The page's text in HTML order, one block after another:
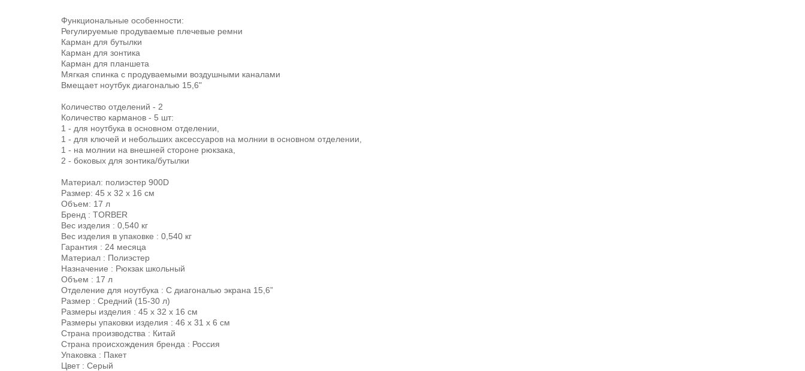
Функциональные особенности:
Регулируемые продуваемые плечевые ремни
Карман для бутылки
Карман для зонтика
Карман для планшета
Мягкая спинка с продуваемыми воздушными каналами
Вмещает ноутбук диагональю 15,6"
Количество отделений - 2
Количество карманов - 5 шт:
1 - для ноутбука в основном отделении,
1 - для ключей и небольших аксессуаров на молнии в основном отделении,
1 - на молнии на внешней стороне рюкзака,
2 - боковых для зонтика/бутылки
Материал: полиэстер 900D
Размер: 45 x 32 x 16 см
Объем: 17 л
Бренд : TORBER
Вес изделия : 0,540 кг
Вес изделия в упаковке : 0,540 кг
Гарантия : 24 месяца
Материал : Полиэстер
Назначение : Рюкзак школьный
Объем : 17 л
Отделение для ноутбука : С диагональю экрана 15,6”
Размер : Средний (15-30 л)
Размеры изделия : 45 x 32 x 16 см
Размеры упаковки изделия : 46 х 31 х 6 см
Страна производства : Китай
Страна происхождения бренда : Россия
Упаковка : Пакет
Цвет : Серый